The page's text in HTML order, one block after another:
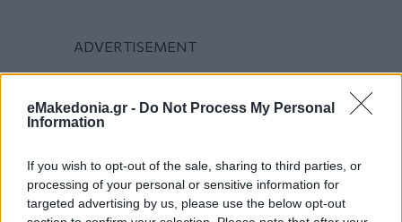
eMakedonia.gr - Do Not Process My Personal
Information
If you wish to opt-out of the sale, sharing to third parties, or
processing of your personal or sensitive information for
targeted advertising by us, please use the below opt-out